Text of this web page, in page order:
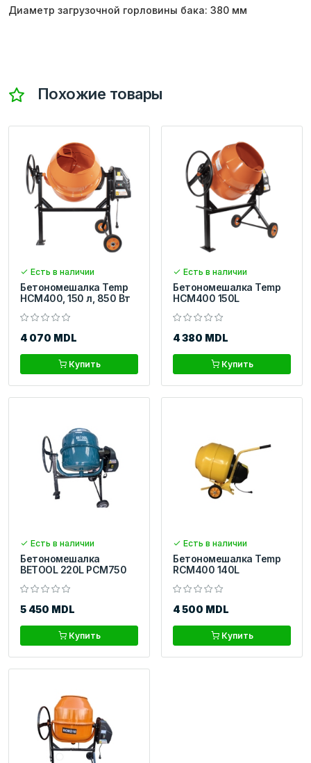
Диаметр загрузочной горловины бака: 380 мм
Похожие товары
Есть в наличии
Бетономешалка Temp
HCM400, 150 л, 850 Вт
4 070 MDL
Купить
Есть в наличии
Бетономешалка Temp
HCM400 150L
4 380 MDL
Купить
Есть в наличии
Бетономешалка
BETOOL 220L PCM750
5 450 MDL
Купить
Есть в наличии
Бетономешалка Temp
RCM400 140L
4 500 MDL
Купить